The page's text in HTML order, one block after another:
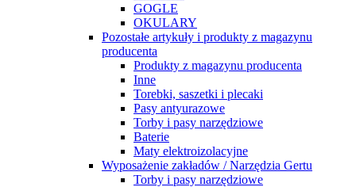
GOGLE
OKULARY
Pozostałe artykuły i produkty z magazynu
producenta
Produkty z magazynu producenta
Inne
Torebki, saszetki i plecaki
Pasy antyurazowe
Torby i pasy narzędziowe
Baterie
Maty elektroizolacyjne
Wyposażenie zakładów / Narzędzia Gertu
Torby i pasy narzędziowe